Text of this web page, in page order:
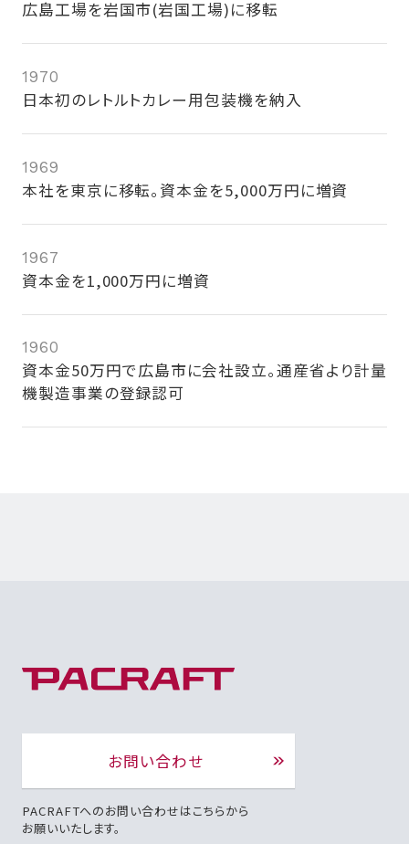
広島工場を岩国市(岩国工場)に移転
1970
日本初のレトルトカレー用包装機を納入
1969
本社を東京に移転。資本金を5,000万円に増資
1967
資本金を1,000万円に増資
1960
資本金50万円で広島市に会社設立。通産省より計量
機製造事業の登録認可
お問い合わせ
PACRAFTへのお問い合わせはこちらから
お願いいたします。